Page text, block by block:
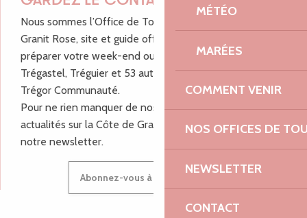
MÉTÉO
MARÉES
COMMENT VENIR
NOS OFFICES DE
NEWSLETTER
CONTACT
Nous sommes l’Office de Tourisme Bretagne - Côte de
Granit Rose, site et guide officiel pour vous aider à
préparer votre week-end ou vos vacances à Lannion,
Trégastel, Tréguier et 53 autres communes de Lannion-
Trégor Communauté.
Pour ne rien manquer de nos bons plans et nos
actualités sur la Côte de Granit Rose, inscrivez-vous à
notre newsletter.
Abonnez-vous à notre newsletter